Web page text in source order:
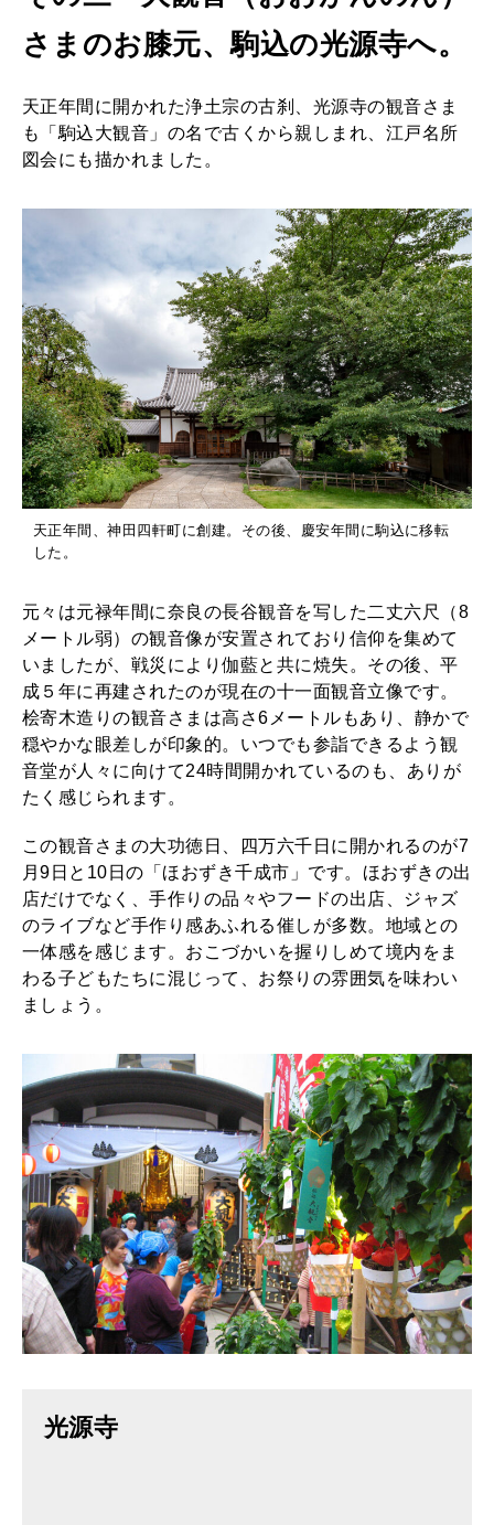
さまのお膝元、駒込の光源寺へ。
天正年間に開かれた浄土宗の古刹、光源寺の観音さま
も「駒込大観音」の名で古くから親しまれ、江戸名所
図会にも描かれました。
天正年間、神田四軒町に創建。その後、慶安年間に駒込に移転
した。
元々は元禄年間に奈良の長谷観音を写した二丈六尺（8
メートル弱）の観音像が安置されており信仰を集めて
いましたが、戦災により伽藍と共に焼失。その後、平
成５年に再建されたのが現在の十一面観音立像です。
桧寄木造りの観音さまは高さ6メートルもあり、静かで
穏やかな眼差しが印象的。いつでも参詣できるよう観
音堂が人々に向けて24時間開かれているのも、ありが
たく感じられます。
この観音さまの大功徳日、四万六千日に開かれるのが7
月9日と10日の「ほおずき千成市」です。ほおずきの出
店だけでなく、手作りの品々やフードの出店、ジャズ
のライブなど手作り感あふれる催しが多数。地域との
一体感を感じます。おこづかいを握りしめて境内をま
わる子どもたちに混じって、お祭りの雰囲気を味わい
ましょう。
光源寺